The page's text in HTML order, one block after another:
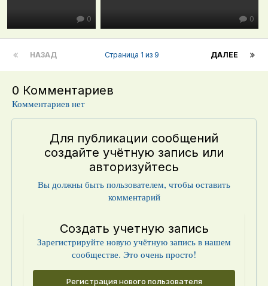
0 0
НАЗАД ДАЛЕЕ
Страница 1 из 9
0 Комментариев
Комментариев нет
Для публикации сообщений
создайте учётную запись или
авторизуйтесь
Вы должны быть пользователем, чтобы оставить
комментарий
Создать учетную запись
Зарегистрируйте новую учётную запись в нашем
сообществе. Это очень просто!
Регистрация нового пользователя